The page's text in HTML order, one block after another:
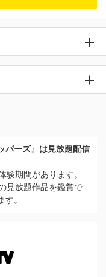
パーズ』 は見放題配信
験期間があります。
見放題作品を鑑賞で
。